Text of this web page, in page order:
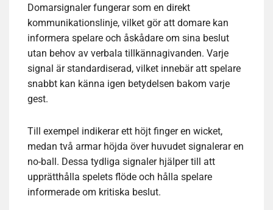
Domarsignaler fungerar som en direkt
kommunikationslinje, vilket gör att domare kan
informera spelare och åskådare om sina beslut
utan behov av verbala tillkännagivanden. Varje
signal är standardiserad, vilket innebär att spelare
snabbt kan känna igen betydelsen bakom varje
gest.
Till exempel indikerar ett höjt finger en wicket,
medan två armar höjda över huvudet signalerar en
no-ball. Dessa tydliga signaler hjälper till att
upprätthålla spelets flöde och hålla spelare
informerade om kritiska beslut.